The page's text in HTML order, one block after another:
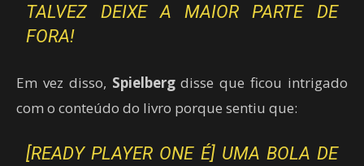
TALVEZ DEIXE A MAIOR PARTE DE
FORA!
Em vez disso, Spielbergdisse que ficou intrigado
com o conteúdo do livro porque sentiu que:
[READY PLAYER ONE É] UMA BOLA DE